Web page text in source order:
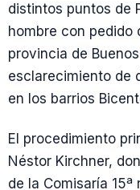
distintos puntos de
hombre con
provincia de
esclarecimiento de
en los barrios
El procedimiento
Néstor Kirchner,
de la Comisaría